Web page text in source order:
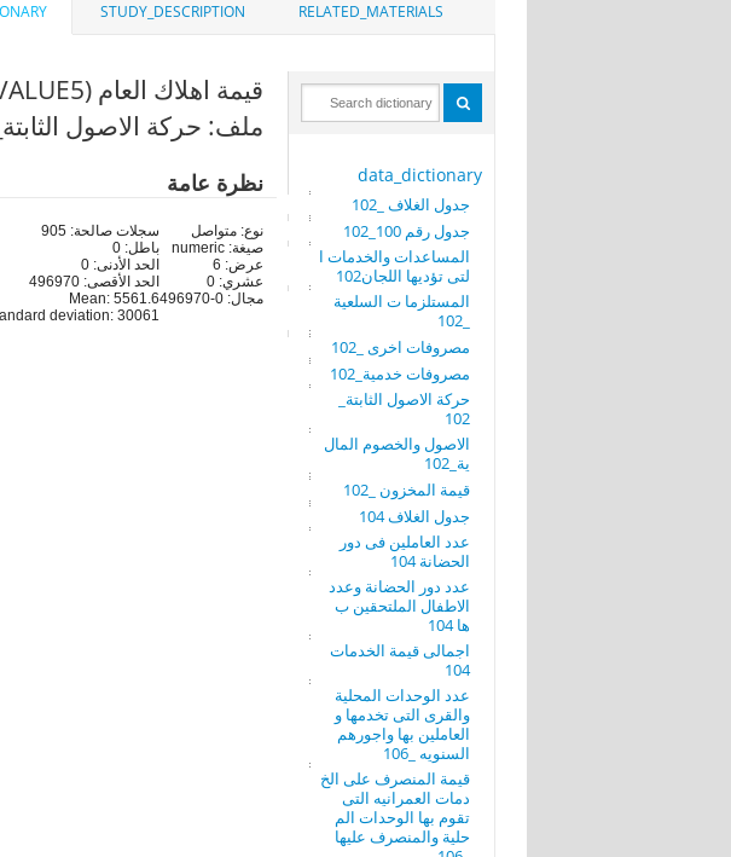
RELATED_MATERIALS
STUDY_DESCRIPTION
data_dictionary
جدول الغلاف _102
جدول رقم 100_102
المساعدات والخدمات ا
لتى تؤديها اللجان102
المستلزما ت السلعية
مصروفات اخرى _102
مصروفات خدمية_102
حركة الاصول الثابتة_
102
الاصول والخصوم المال
ية_102
قيمة المخزون _102
جدول الغلاف 104
عدد العاملين فى دور
الحضانة 104
عدد دور الحضانة وعدد
الاطفال الملتحقين ب
ها 104
اجمالى قيمة الخدمات
104
عدد الوحدات المحلية
والقرى التى تخدمها و
العاملين بها واجورهم
السنويه _106
قيمة المنصرف على الخ
دمات العمرانيه التى
تقوم بها الوحدات الم
حلية والمنصرف عليها
قيمة اهلاك العام (VALUE5)
ملف: حركة الاصول الثابتة_102
نظرة عامة
نوع: متواصل
صيغة: numeric
عرض: 6
عشري: 0
مجال: 0-496970
سجلات صالحة: 905
باطل: 0
الحد الأدنى: 0
الحد الأقصى: 496970
Mean: 5561.6
deviation: 30061